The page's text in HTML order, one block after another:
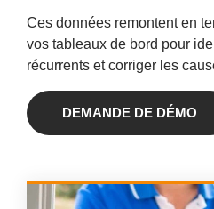
Ces données remontent en
vos tableaux de bord pour
récurrents et corriger les
DEMANDE DE DÉMO